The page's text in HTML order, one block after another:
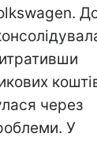
через
У